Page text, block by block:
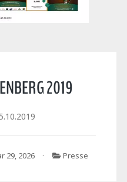
2019
29, 2026 Presse